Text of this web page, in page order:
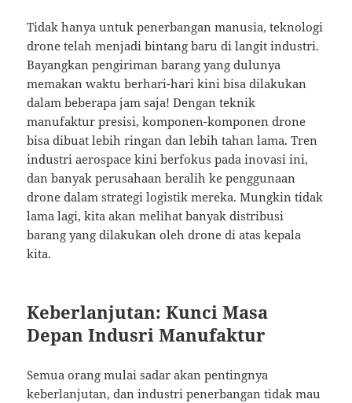
Tidak hanya untuk penerbangan manusia, teknologi
drone telah menjadi bintang baru di langit industri.
Bayangkan pengiriman barang yang dulunya
memakan waktu berhari-hari kini bisa dilakukan
dalam beberapa jam saja! Dengan teknik
manufaktur presisi, komponen-komponen drone
bisa dibuat lebih ringan dan lebih tahan lama. Tren
industri aerospace kini berfokus pada inovasi ini,
dan banyak perusahaan beralih ke penggunaan
drone dalam strategi logistik mereka. Mungkin tidak
lama lagi, kita akan melihat banyak distribusi
barang yang dilakukan oleh drone di atas kepala
kita.
Keberlanjutan: Kunci Masa
Depan Indusri Manufaktur
Semua orang mulai sadar akan pentingnya
keberlanjutan, dan industri penerbangan tidak mau